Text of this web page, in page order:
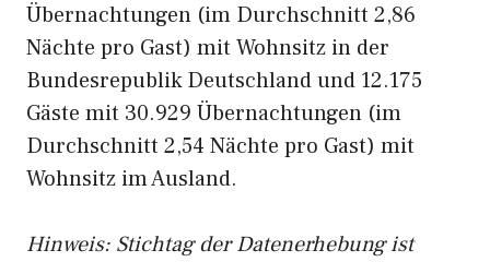
Übernachtungen (im Durchschnitt 2,86
Nächte pro Gast) mit Wohnsitz in der
Bundesrepublik Deutschland und 12.175
Gäste mit 30.929 Übernachtungen (im
Durchschnitt 2,54 Nächte pro Gast) mit
Wohnsitz im Ausland.
Hinweis: Stichtag der Datenerhebung ist